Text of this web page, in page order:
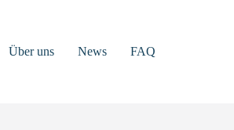
Über uns News FAQ